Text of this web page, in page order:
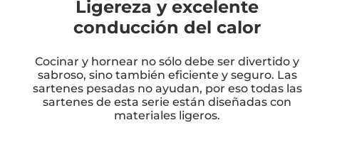
Ligereza y excelente
conducción del calor
Cocinar y hornear no sólo debe ser divertido y
sabroso, sino también eficiente y seguro. Las
sartenes pesadas no ayudan, por eso todas las
sartenes de esta serie están diseñadas con
materiales ligeros.